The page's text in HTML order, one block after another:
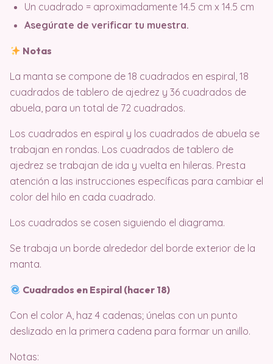
Un cuadrado = aproximadamente 14.5 cm x 14.5 cm
Asegúrate de verificar tu muestra.
Notas
La manta se compone de 18 cuadrados en espiral, 18
cuadrados de tablero de ajedrez y 36 cuadrados de
abuela, para un total de 72 cuadrados.
Los cuadrados en espiral y los cuadrados de abuela se
trabajan en rondas. Los cuadrados de tablero de
ajedrez se trabajan de ida y vuelta en hileras. Presta
atención a las instrucciones específicas para cambiar el
color del hilo en cada cuadrado.
Los cuadrados se cosen siguiendo el diagrama.
Se trabaja un borde alrededor del borde exterior de la
manta.
Cuadrados en Espiral (hacer 18)
Con el color A, haz 4 cadenas; únelas con un punto
deslizado en la primera cadena para formar un anillo.
Notas: